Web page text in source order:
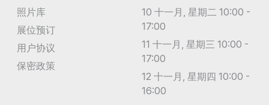
照片库
展位预订
用户协议
保密政策
10 十一月, 星期二 10:00 -
17:00
11 十一月, 星期三 10:00 -
17:00
12 十一月, 星期四 10:00 -
16:00